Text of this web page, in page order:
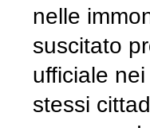
nelle
suscitato
ufficiale
stessi